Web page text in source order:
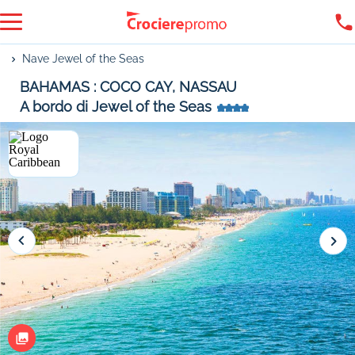
Nave Jewel of the Seas
BAHAMAS : COCO CAY, NASSAU
A bordo di Jewel of the Seas